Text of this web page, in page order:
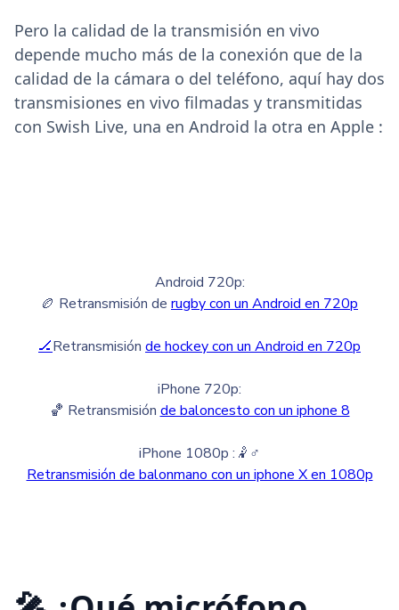
Pero la calidad de la transmisión en vivo
depende mucho más de la conexión que de la
calidad de la cámara o del teléfono, aquí hay dos
transmisiones en vivo filmadas y transmitidas
con Swish Live, una en Android la otra en Apple :
Android 720p:
🏉 Retransmisión de rugby con un Android en 720p
🏒Retransmisión de hockey con un Android en 720p
iPhone 720p:
🏀 Retransmisiónde baloncesto con un iphone 8
iPhone 1080p :🤾♂️
Retransmisión de balonmano con un iphone X en 1080p